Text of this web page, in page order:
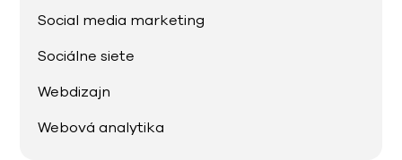
Social media marketing
Sociálne siete
Webdizajn
Webová analytika